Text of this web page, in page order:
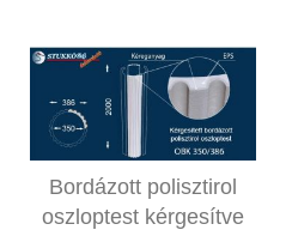
Bordázott polisztirol
oszloptest kérgesítve